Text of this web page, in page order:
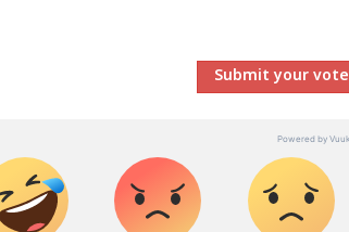
Submit your vote